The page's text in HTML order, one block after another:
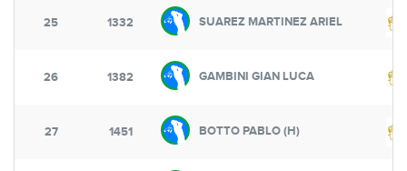
25 1332 SUAREZ MARTINEZ ARIEL
26 1382 GAMBINI GIAN LUCA
27 1451 BOTTO PABLO (H)